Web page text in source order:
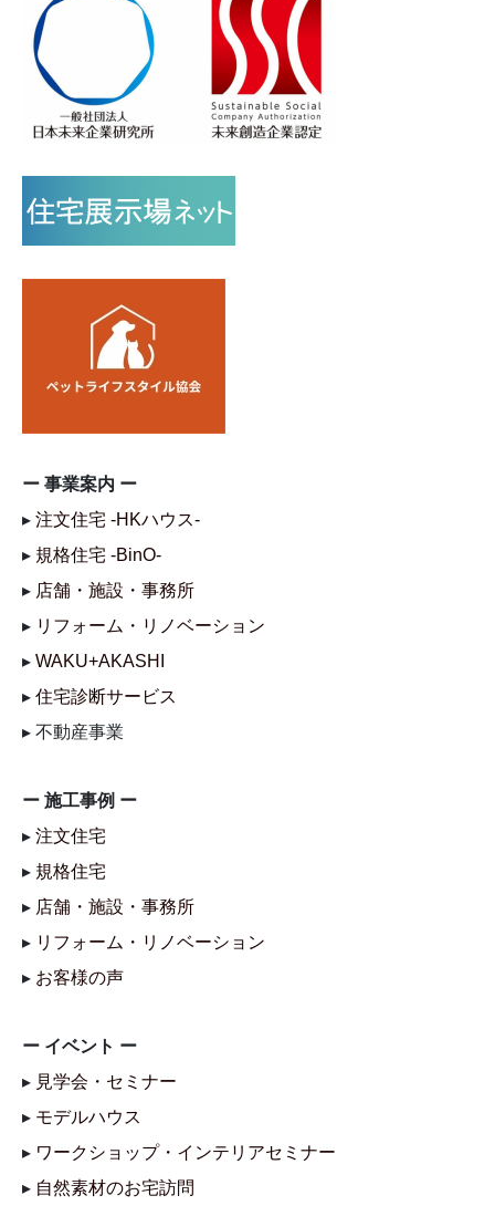
ー 事業案内 ー
▸ 注文住宅 -HKハウス-
▸ 規格住宅 -BinO-
▸ 店舗・施設・事務所
▸ リフォーム・リノベーション
▸ WAKU+AKASHI
▸ 住宅診断サービス
▸ 不動産事業
ー 施工事例 ー
▸ 注文住宅
▸ 規格住宅
▸ 店舗・施設・事務所
▸ リフォーム・リノベーション
▸ お客様の声
ー イベント ー
▸ 見学会・セミナー
▸ モデルハウス
▸ ワークショップ・インテリアセミナー
▸ 自然素材のお宅訪問